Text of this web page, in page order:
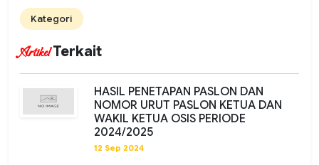
Kategori
ArtikelTerkait
HASIL PENETAPAN PASLON DAN
NOMOR URUT PASLON KETUA DAN
WAKIL KETUA OSIS PERIODE
2024/2025
12 Sep 2024